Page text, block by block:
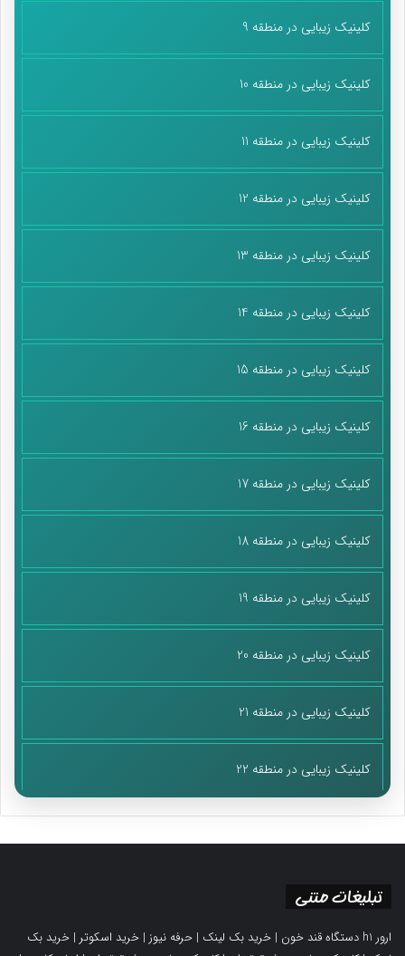
کلینیک زیبایی در منطقه 9
کلینیک زیبایی در منطقه 10
کلینیک زیبایی در منطقه 11
کلینیک زیبایی در منطقه 12
کلینیک زیبایی در منطقه 13
کلینیک زیبایی در منطقه 14
کلینیک زیبایی در منطقه 15
کلینیک زیبایی در منطقه 16
کلینیک زیبایی در منطقه 17
کلینیک زیبایی در منطقه 18
کلینیک زیبایی در منطقه 19
کلینیک زیبایی در منطقه 20
کلینیک زیبایی در منطقه 21
کلینیک زیبایی در منطقه 22
تبلیغات متنی
ارور h1 دستگاه قند خون | خرید بک لینک | حرفه نیوز | خرید اسکوتر | خرید بک